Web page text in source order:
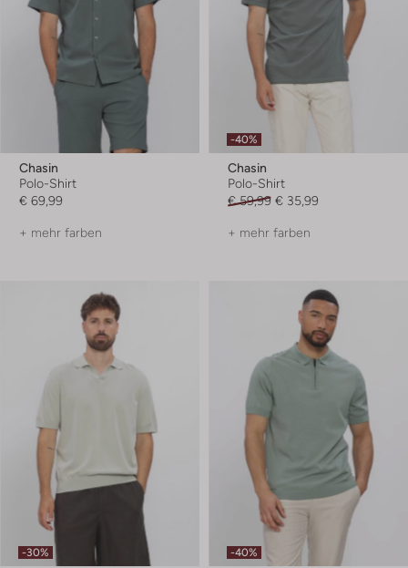
Chasin
Polo-Shirt
€ 69,99
+ mehr farben
-40%
Chasin
Polo-Shirt
€ 59,99 € 35,99
+ mehr farben
-30% -40%